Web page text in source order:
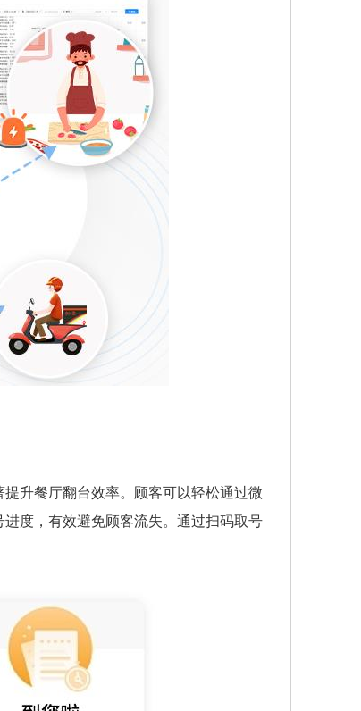
升餐厅翻台效率。顾客可以轻松通过微
度，有效避免顾客流失。通过扫码取号